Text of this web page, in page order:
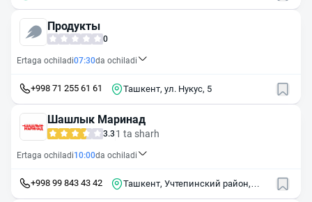
Продукты
0
Ertaga ochiladi07:30da ochiladi
+998 71 255 61 61 Ташкент, ул. Нукус, 5
Шашлык Маринад
3.3 1 ta sharh
Ertaga ochiladi10:00da ochiladi
+998 99 843 43 42
Ташкент, Учтепинский район,